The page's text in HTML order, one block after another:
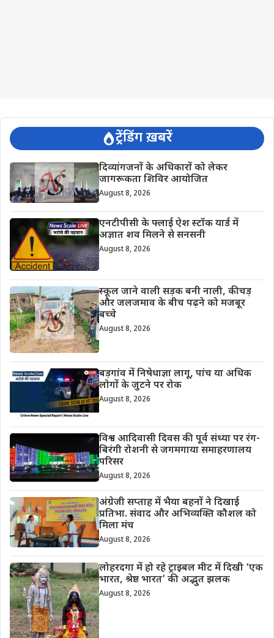
ट्रेंडिंग ख़बरें
दिव्यांगजनों के अधिकारों को लेकर
जागरूकता शिविर आयोजित
August 8, 2026
एनटीपीसी के फ्लाई ऐश स्टॉक यार्ड में
अज्ञात शव मिलने से सनसनी
August 8, 2026
स्कूल जाने वाली सड़क बनी नाली, कीचड़
और जलजमाव के बीच पढ़ने को मजबूर
बच्चे
August 8, 2026
बड़गांव में निषेधाज्ञा लागू, पांच या अधिक
लोगों के जुटने पर रोक
August 8, 2026
विश्व आदिवासी दिवस की पूर्व संध्या पर रंग-
बिरंगी रोशनी से जगमगाया समाहरणालय
परिसर
August 8, 2026
अंग्रेजी सप्ताह में भैया बहनों ने दिखाई
प्रतिभा. संवाद और अभिव्यक्ति कौशल को
मिला मंच
August 8, 2026
लोहरदगा में हो रहे ट्राइबल मीट में दिखी ‘एक
भारत, श्रेष्ठ भारत’ की अद्भुत झलक
August 8, 2026